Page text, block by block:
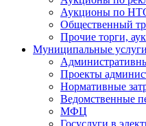
Аукционы по
Общественный
Прочие торги,
Муниципальные услуги
Проекты
Нормативные
Ведомственные
МФЦ
Госуслуги в